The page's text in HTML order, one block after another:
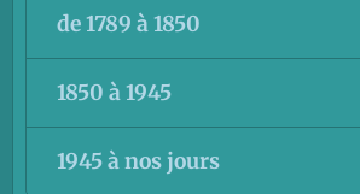
de 1789 à 1850
1850 à 1945
1945 à nos jours